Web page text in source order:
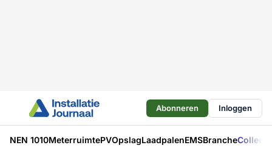
Abonneren Inloggen
NEN 1010MeterruimtePVOpslagLaadpalenEMSBranche